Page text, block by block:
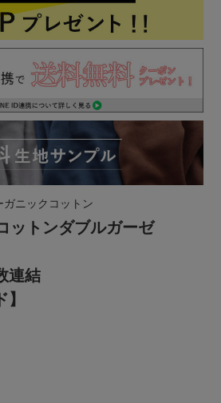
ニックコットン
ットンダブルガーゼ
連結